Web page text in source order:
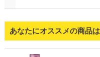
あなたにオススメの商品